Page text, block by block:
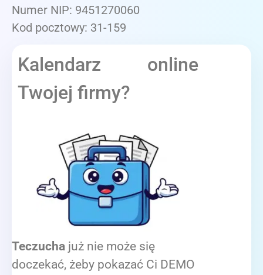
Numer NIP: 9451270060
Kod pocztowy: 31-159
Kalendarz online
Twojej firmy?
Teczucha już nie może się
doczekać, żeby pokazać Ci DEMO